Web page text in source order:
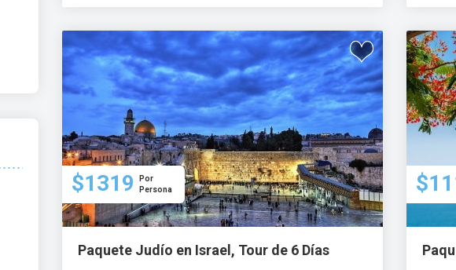
$1319
Por
Persona
Paquete Judío en Israel, Tour de 6 Días